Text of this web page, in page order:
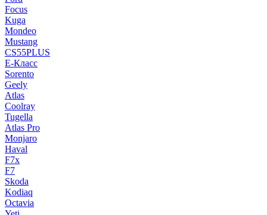
Focus
Kuga
Mondeo
Mustang
CS55PLUS
E-Класс
Sorento
Geely
Atlas
Coolray
Tugella
Atlas Pro
Monjaro
Haval
F7x
F7
Skoda
Kodiaq
Octavia